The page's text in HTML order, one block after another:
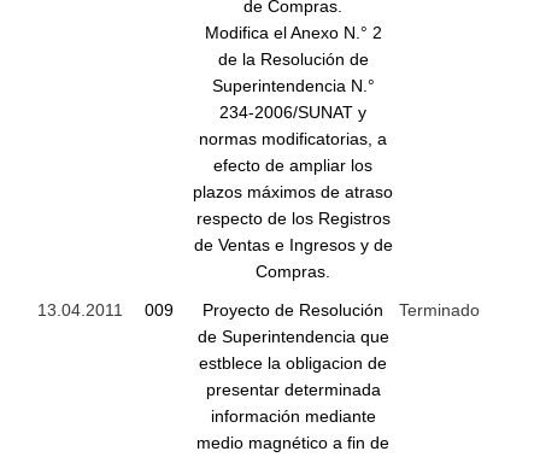
de Compras.
Modifica el Anexo N.° 2
de la Resolución de
Superintendencia N.°
234-2006/SUNAT y
normas modificatorias, a
efecto de ampliar los
plazos máximos de atraso
respecto de los Registros
de Ventas e Ingresos y de
Compras.
13.04.2011
009
Proyecto de Resolución
de Superintendencia que
estblece la obligacion de
presentar determinada
información mediante
medio magnético a fin de
Terminado